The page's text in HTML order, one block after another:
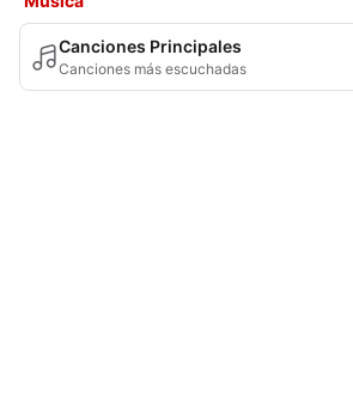
Canciones Principales
Canciones más escuchadas